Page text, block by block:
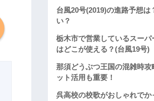
台風20号(2019)の進路予想は
い？
栃木市で営業しているスー
はどこが使える？(台風19号)
那須どうぶつ王国の混雑時
ット活用も重要！
呉高校の校歌がおしゃれでか